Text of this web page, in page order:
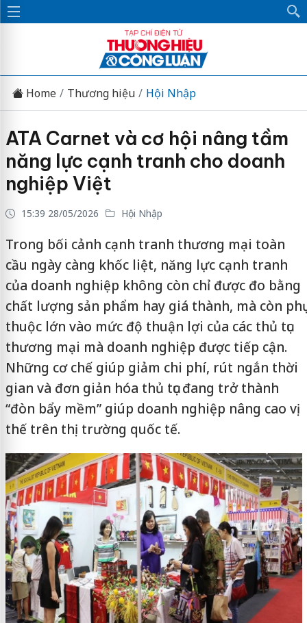
Home Thương hiệu Hội Nhập
ATA Carnet và cơ hội nâng tầm
năng lực cạnh tranh cho doanh
nghiệp Việt
15:39 28/05/2026 Hội Nhập
Trong bối cảnh cạnh tranh thương mại toàn
cầu ngày càng khốc liệt, năng lực cạnh tranh
của doanh nghiệp không còn chỉ được đo bằng
chất lượng sản phẩm hay giá thành, mà còn phụ
thuộc lớn vào mức độ thuận lợi của các thủ tục
thương mại mà doanh nghiệp được tiếp cận.
Những cơ chế giúp giảm chi phí, rút ngắn thời
gian và đơn giản hóa thủ tục đang trở thành
“đòn bẩy mềm” giúp doanh nghiệp nâng cao vị
thế trên thị trường quốc tế.